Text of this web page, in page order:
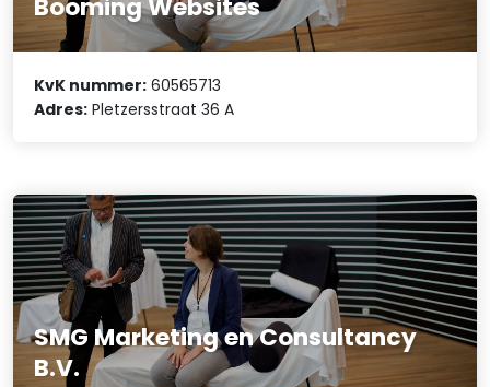
Booming Websites
KvK nummer: 60565713
Adres: Pletzersstraat 36 A
SMG Marketing en Consultancy
B.V.